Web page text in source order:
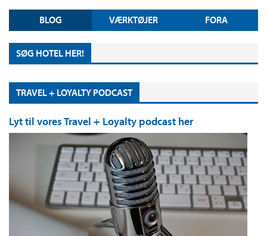
BLOG VÆRKTØJER FORA
SØG HOTEL HER!
TRAVEL + LOYALTY PODCAST
Lyt til vores Travel + Loyalty podcast her